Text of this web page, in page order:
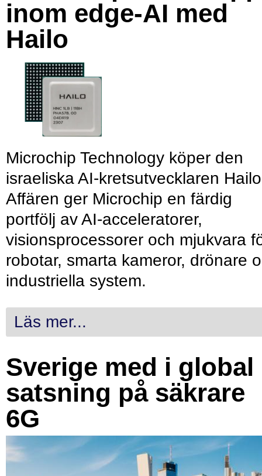
inom edge-AI med
Hailo
Microchip Technology köper den
israeliska AI-kretsutvecklaren
Affären ger Microchip en färdig
portfölj av AI-acceleratorer,
visionsprocessorer och mjukvara
robotar, smarta kameror, drönare
industriella system.
Läs mer...
Sverige med i global
satsning på säkrare
6G